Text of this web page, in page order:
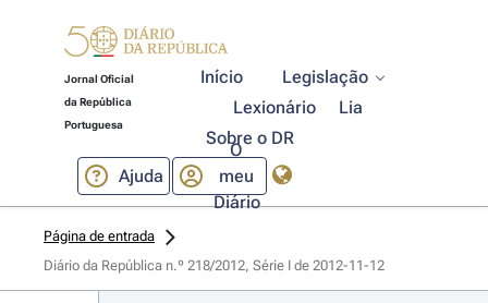
Jornal Oficial
da República
Portuguesa
Início
Legislação
Lexionário
Lia
Sobre o DR
Ajuda
O
meu
Diário
Página de entrada
Diário da República n.º 218/2012, Série I de 2012-11-12